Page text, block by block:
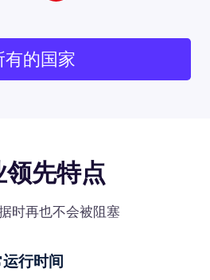
有的国家
领先特点
时再也不会被阻塞
行时间